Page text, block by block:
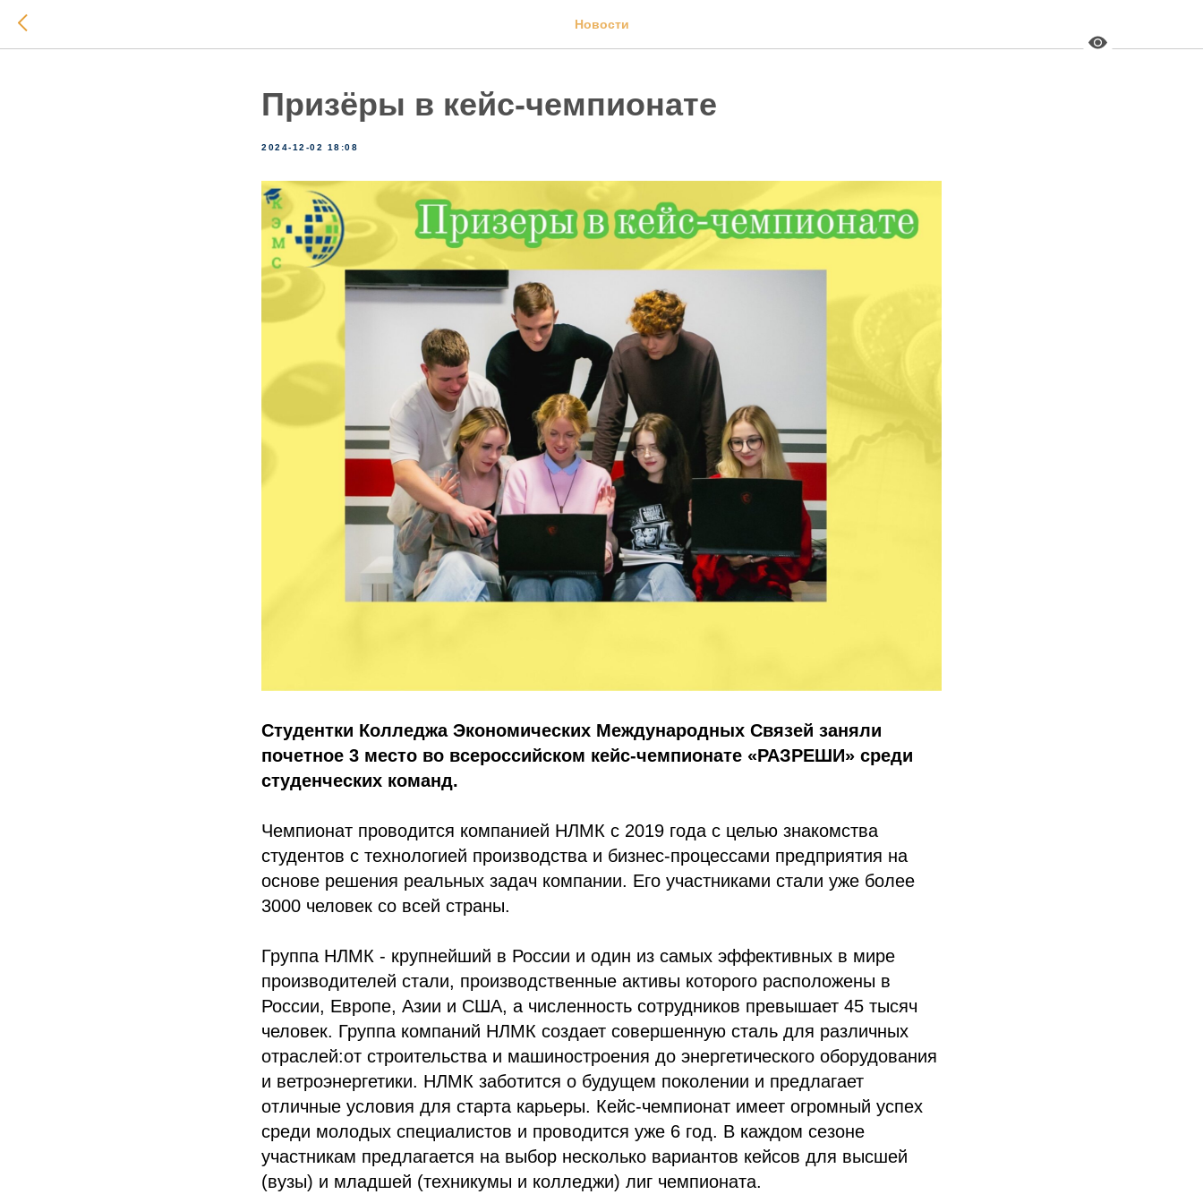
Новости
Призёры в кейс-чемпионате
2024-12-02 18:08
Студентки Колледжа Экономических Международных Связей заняли
почетное 3 место во всероссийском кейс-чемпионате «РАЗРЕШИ» среди
студенческих команд.
Чемпионат проводится компанией НЛМК с 2019 года с целью знакомства
студентов с технологией производства и бизнес-процессами предприятия на
основе решения реальных задач компании. Его участниками стали уже более
3000 человек со всей страны.
Группа НЛМК - крупнейший в России и один из самых эффективных в мире
производителей стали, производственные активы которого расположены в
России, Европе, Азии и США, а численность сотрудников превышает 45 тысяч
человек. Группа компаний НЛМК создает совершенную сталь для различных
отраслей:от строительства и машиностроения до энергетического оборудования
и ветроэнергетики. НЛМК заботится о будущем поколении и предлагает
отличные условия для старта карьеры. Кейс-чемпионат имеет огромный успех
среди молодых специалистов и проводится уже 6 год. В каждом сезоне
участникам предлагается на выбор несколько вариантов кейсов для высшей
(вузы) и младшей (техникумы и колледжи) лиг чемпионата.